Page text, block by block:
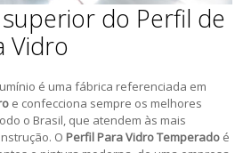
do Perfil de
Vidro
é uma fábrica referenciada em
e confecciona sempre os melhores
o Brasil, que atendem às mais
O Perfil Para Vidro Temperado é